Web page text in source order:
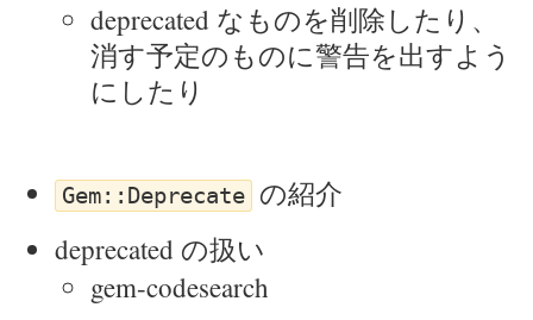
deprecated なものを削除したり、
消す予定のものに警告を出すよう
にしたり
Gem::Deprecate の紹介
deprecated の扱い
gem-codesearch